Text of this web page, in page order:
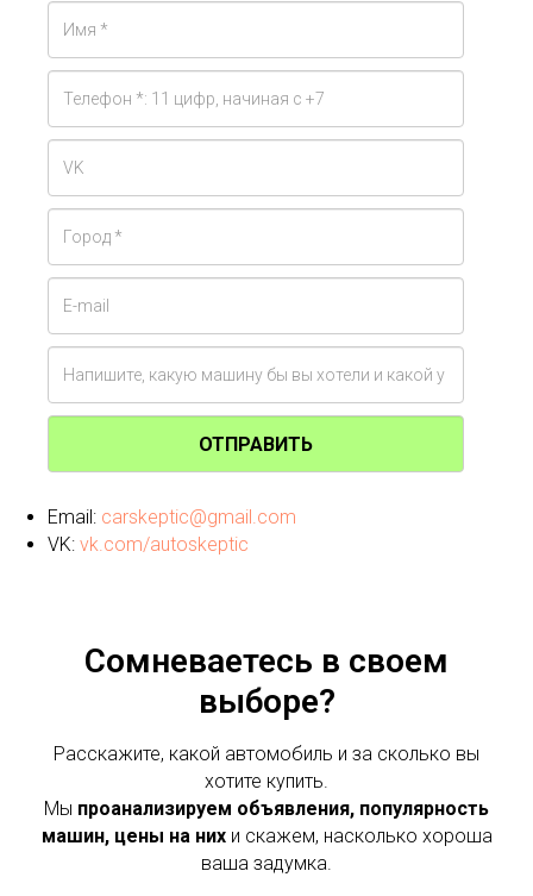
ОТПРАВИТЬ
Email: carskeptic@gmail.com
VK: vk.com/autoskeptic
Сомневаетесь в своем
выборе?
Расскажите, какой автомобиль и за сколько вы
хотите купить.
Мы проанализируем объявления, популярность
машин, цены на нихи скажем, насколько хороша
ваша задумка.